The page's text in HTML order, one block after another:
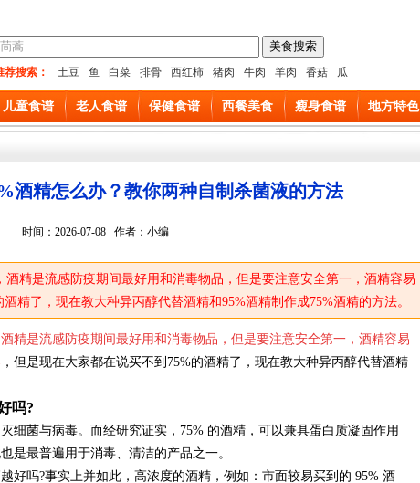
荐搜索： 土豆 鱼 白菜 排骨 西红柿 猪肉 牛肉 羊肉 香菇 瓜
儿童食谱 老人食谱 保健食谱 西餐美食 瘦身食谱 地方特色
酒精怎么办？教你两种自制杀菌液的方法
时间：2026-07-08 作者：小编
精是流感防疫期间最好用和消毒物品，但是要注意安全第一，酒精容易
精了，现在教大种异丙醇代替酒精和95%酒精制作成75%酒精的方法。
酒精是流感防疫期间最好用和消毒物品，但是要注意安全第一，酒精容易
，但是现在大家都在说买不到75%的酒精了，现在教大种异丙醇代替酒精
吗?
细菌与病毒。而经研究证实，75% 的酒精，可以兼具蛋白质凝固作用
是最普遍用于消毒、清洁的产品之一。
好吗?事实上并如此，高浓度的酒精，例如：市面较易买到的 95% 酒